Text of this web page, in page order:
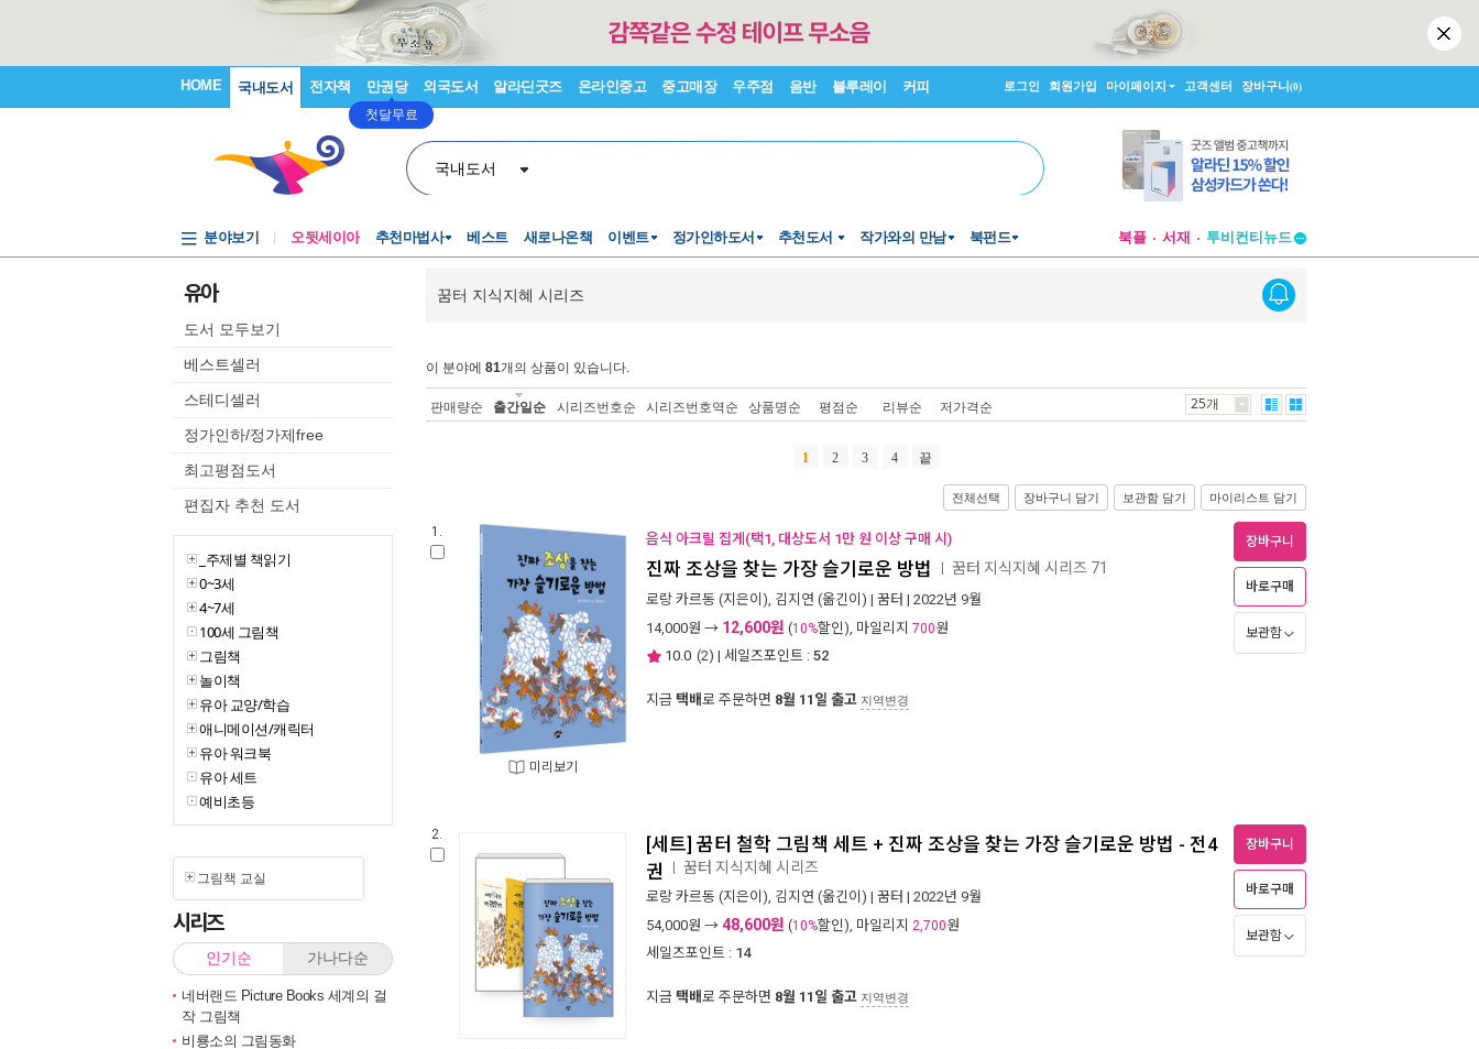
HOME 국내도서 전자책 만권당
첫달무료
외국도서 알라딘굿즈 온라인중고 중고매장 우주점 음반 블루레이 커피 로그인 회원가입 마이페이지 고객센터 장바구니(0)
국내도서
분야보기 오뒷세이아 추천마법사 베스트 새로나온책 이벤트 정가인하도서 추천도서 작가와의 만남 북펀드 북플 서재
투비컨티뉴드
창작플랫폼
투비컨티뉴드
유아
도서 모두보기
베스트셀러
스테디셀러
정가인하/정가제free
최고평점도서
편집자 추천 도서
_주제별 책읽기
0~3세
4~7세
100세 그림책
그림책
놀이책
유아 교양/학습
애니메이션/캐릭터
유아 워크북
유아 세트
예비초등
그림책 교실
시리즈
인기순 가나다순
네버랜드 Picture Books 세계의 걸
작 그림책
비룡소의 그림동화
꿈터 지식지혜 시리즈
이 분야에 81개의 상품이 있습니다.
판매량순 출간일순 시리즈번호순 시리즈번호역순 상품명순 평점순 리뷰순 저가격순 25개
1 2 3 4 끝
전체선택 장바구니 담기 보관함 담기 마이리스트 담기
1.
미리보기
음식 아크릴 집게(택1, 대상도서 1만 원 이상 구매 시)
진짜 조상을 찾는 가장 슬기로운 방법 꿈터 지식지혜 시리즈 71
로랑 카르동 (지은이), 김지연 (옮긴이) | 꿈터 | 2022년 9월
14,000원 → 12,600원 (10%할인), 마일리지 700원
10.0 (2) | 세일즈포인트 : 52
지금 택배로 주문하면 8월 11일 출고 지역변경
장바구니
바로구매
보관함
2. [세트] 꿈터 철학 그림책 세트 + 진짜 조상을 찾는 가장 슬기로운 방법 - 전4
권 꿈터 지식지혜 시리즈
로랑 카르동 (지은이), 김지연 (옮긴이) | 꿈터 | 2022년 9월
54,000원 → 48,600원 (10%할인), 마일리지 2,700원
세일즈포인트 : 14
지금 택배로 주문하면 8월 11일 출고 지역변경
장바구니
바로구매
보관함